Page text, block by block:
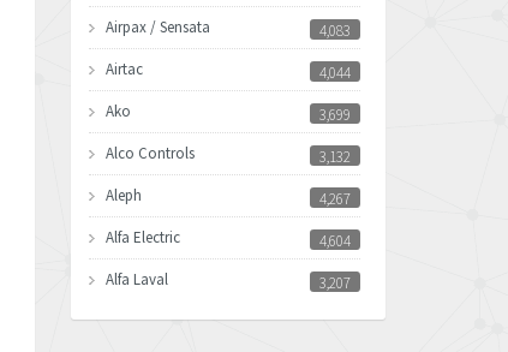
Airpax / Sensata
4,083
Airtac
4,044
Ako
3,699
Alco Controls
3,132
Aleph
4,267
Alfa Electric
4,604
Alfa Laval
3,207
Allen Bradley
4,665